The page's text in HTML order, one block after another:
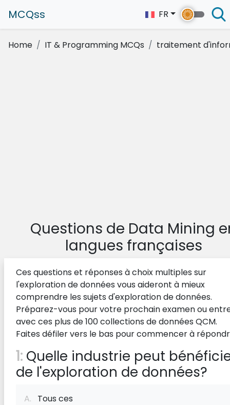
MCQss FR
Home IT & Programming MCQs traitement
Questions de Data Mining
langues françaises
Ces questions et réponses à choix multiples sur
l'exploration de données vous aideront à mieux
comprendre les sujets d'exploration de données.
Préparez-vous pour votre prochain examen ou
avec ces plus de 100 collections de données QCM.
Faites défiler vers le bas pour commencer à
1: Quelle industrie peut
de l'exploration de données?
A. Tous ces